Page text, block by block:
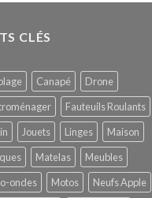
CLÉS
Canapé
Drone
Fauteuils Roulants
Jouets Linges
Maison
Matelas
Meubles
ondes
Motos Neufs Apple